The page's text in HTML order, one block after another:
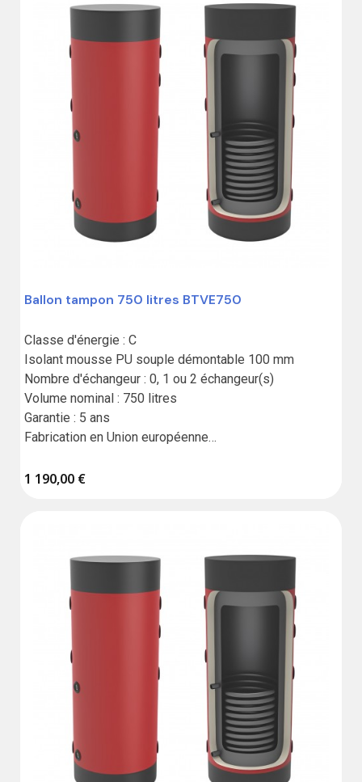
Ballon tampon 750 litres BTVE750
Classe d'énergie : C
Isolant mousse PU souple démontable 100 mm
Nombre d'échangeur : 0, 1 ou 2 échangeur(s)
Volume nominal : 750 litres
Garantie : 5 ans
Fabrication en Union européenne
1 190,00 €